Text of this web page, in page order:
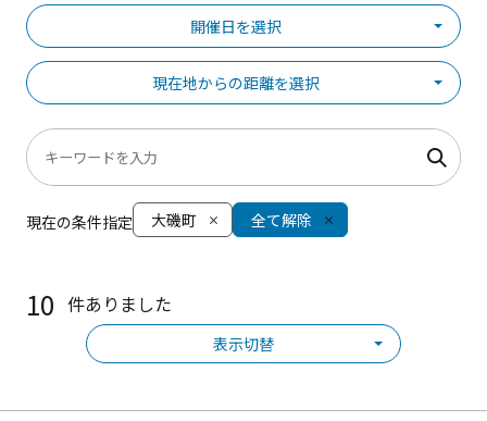
開催日を選択
現在地からの距離を選択
現在の条件指定 大磯町 全て解除
10 件ありました
表示切替